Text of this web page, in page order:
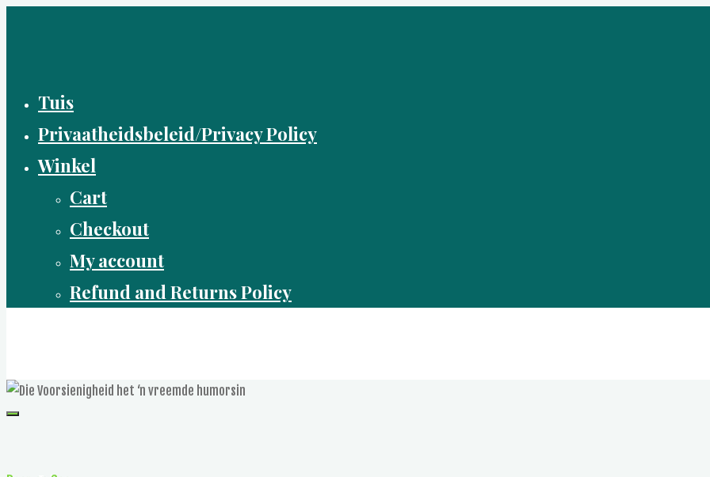
Tuis
Privaatheidsbeleid/Privacy Policy
Winkel
Cart
Checkout
My account
Refund and Returns Policy